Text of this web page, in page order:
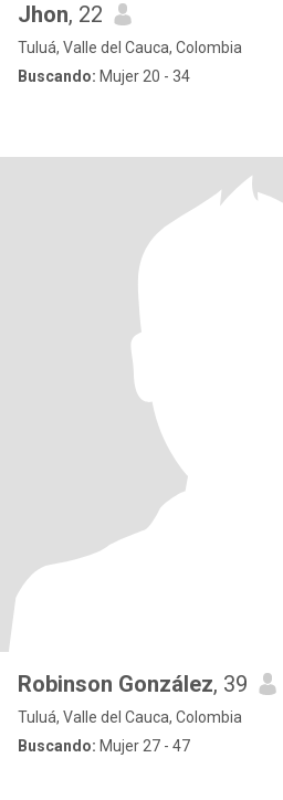
Jhon, 22
Tuluá, Valle del Cauca, Colombia
Buscando: Mujer 20 - 34
Robinson González, 39
Tuluá, Valle del Cauca, Colombia
Buscando: Mujer 27 - 47